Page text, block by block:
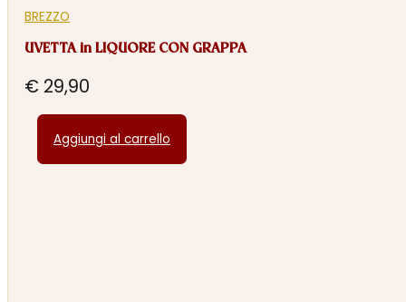
BREZZO
UVETTA in LIQUORE CON GRAPPA
€ 29,90
Aggiungi al carrello